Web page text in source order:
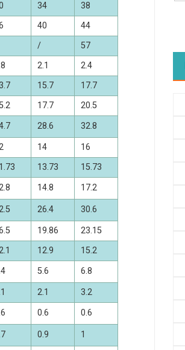
34
38
40
44
/
57
2.1 2.4
15.7
17.7
17.7
20.5
28.6 32.8
14
16
13.73
15.73
14.8 17.2
26.4 30.6
19.86
23.15
12.9
15.2
5.6 6.8
2.1
3.2
0.6 0.6
0.9 1